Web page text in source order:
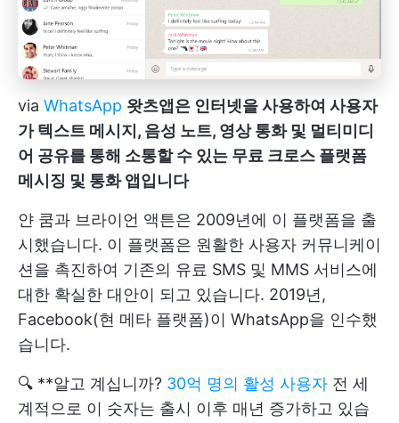
via WhatsApp 왓츠앱은 인터넷을 사용하여 사용자
가 텍스트 메시지, 음성 노트, 영상 통화 및 멀티미디
어 공유를 통해 소통할 수 있는 무료 크로스 플랫폼
메시징 및 통화 앱입니다
얀 쿰과 브라이언 액튼은 2009년에 이 플랫폼을 출
시했습니다. 이 플랫폼은 원활한 사용자 커뮤니케이
션을 촉진하여 기존의 유료 SMS 및 MMS 서비스에
대한 확실한 대안이 되고 있습니다. 2019년,
Facebook(현 메타 플랫폼)이 WhatsApp을 인수했
습니다.
🔍 **알고 계십니까? 30억 명의 활성 사용자 전 세
계적으로 이 숫자는 출시 이후 매년 증가하고 있습